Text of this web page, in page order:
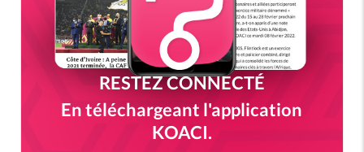
RESTEZ CONNECTÉ
En téléchargeant l'application
KOACI.